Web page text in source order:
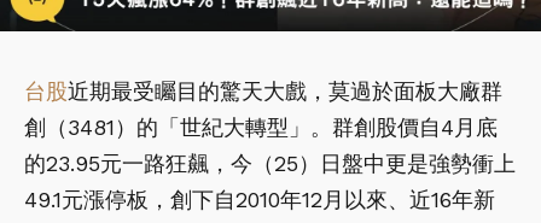
台股近期最受矚目的驚天大戲，莫過於面板大廠群
創（3481）的「世紀大轉型」。群創股價自4月底
的23.95元一路狂飆，今（25）日盤中更是強勢衝上
49.1元漲停板，創下自2010年12月以來、近16年新